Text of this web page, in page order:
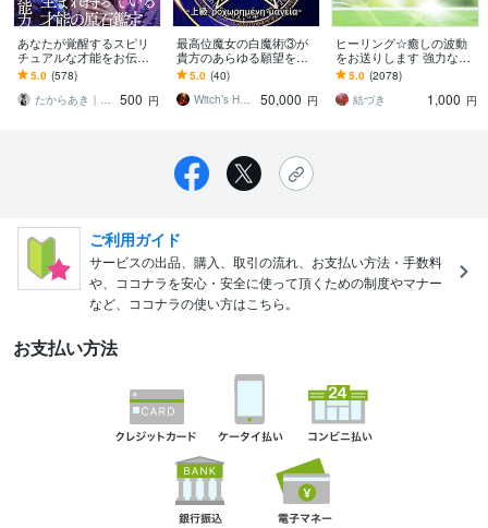
あなたが覚醒するスピリ
チュアルな才能をお伝え
します 魂の声を届けあな
たに眠るまだ見ぬ可能性
へと静かに光を注ぎます
5.0 (578)
たからあき｜開運アドバイザー
500 円
最高位魔女の白魔術③が
貴方のあらゆる願望を叶
えます 恋愛全般、人間関
係、仕事全般、金運など
願望成就に至らせます
5.0 (40)
Witch’s House✡ 宮瀬 結衣
50,000 円
ヒーリング☆癒しの波動
をお送りします 強力な癒
しの波動をお送りしま
す。リピーター様も是非
どうぞ＾＾
5.0 (2078)
結づき
1,000 円
ご利用ガイド
サービスの出品、購入、取引の流れ、お支払い方法・手数料
や、ココナラを安心・安全に使って頂くための制度やマナー
など、ココナラの使い方はこちら。
お支払い方法